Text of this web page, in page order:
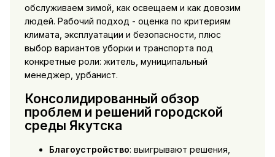
обслуживаем зимой, как освещаем и как довозим
людей. Рабочий подход - оценка по критериям
климата, эксплуатации и безопасности, плюс
выбор вариантов уборки и транспорта под
конкретные роли: житель, муниципальный
менеджер, урбанист.
Консолидированный обзор
проблем и решений городской
среды Якутска
Благоустройство: выигрывают решения,